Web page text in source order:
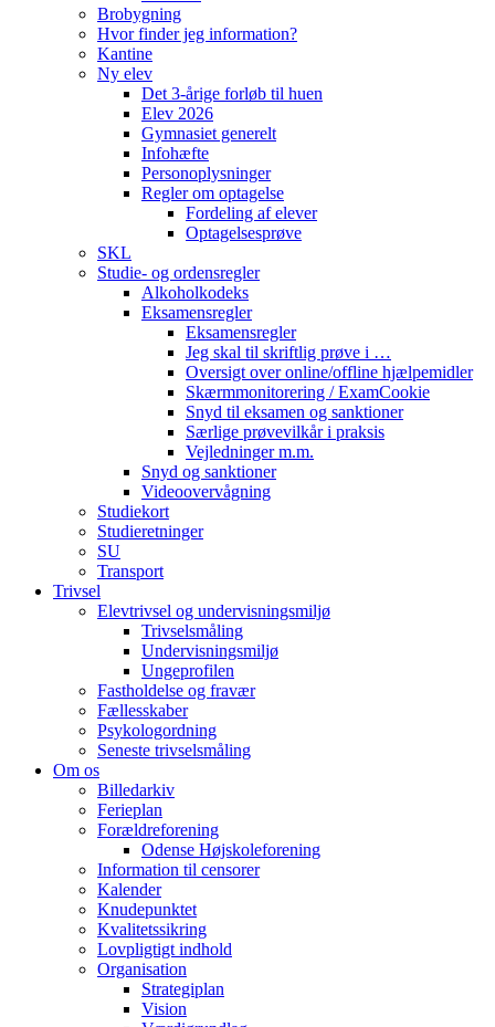
Brobygning
Hvor finder jeg information?
Kantine
Ny elev
Det 3-årige forløb til huen
Elev 2026
Gymnasiet generelt
Infohæfte
Personoplysninger
Regler om optagelse
Fordeling af elever
Optagelsesprøve
SKL
Studie- og ordensregler
Alkoholkodeks
Eksamensregler
Eksamensregler
Jeg skal til skriftlig prøve i …
Oversigt over online/offline hjælpemidler
Skærmmonitorering / ExamCookie
Snyd til eksamen og sanktioner
Særlige prøvevilkår i praksis
Vejledninger m.m.
Snyd og sanktioner
Videoovervågning
Studiekort
Studieretninger
SU
Transport
Trivsel
Elevtrivsel og undervisningsmiljø
Trivselsmåling
Undervisningsmiljø
Ungeprofilen
Fastholdelse og fravær
Fællesskaber
Psykologordning
Seneste trivselsmåling
Om os
Billedarkiv
Ferieplan
Forældreforening
Odense Højskoleforening
Information til censorer
Kalender
Knudepunktet
Kvalitetssikring
Lovpligtigt indhold
Organisation
Strategiplan
Vision